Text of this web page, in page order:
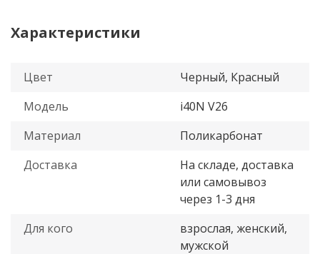
Характеристики
Цвет
Черный, Красный
Модель
i40N V26
Материал
Поликарбонат
Доставка
На складе, доставка
или самовывоз
через 1-3 дня
Для кого
взрослая, женский,
мужской